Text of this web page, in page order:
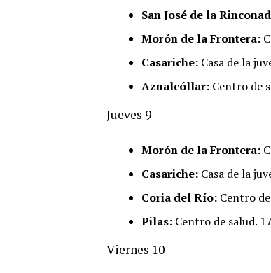
San José de la
Morón de la Frontera:
Casariche: Casa de la
Aznalcóllar: Centro de
Jueves 9
Morón de la Frontera:
Casariche: Casa de la
Coria del Río: Centro
Pilas: Centro de salud.
Viernes 10